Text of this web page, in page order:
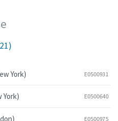
York) E0500931
York) E0500640
E0500975